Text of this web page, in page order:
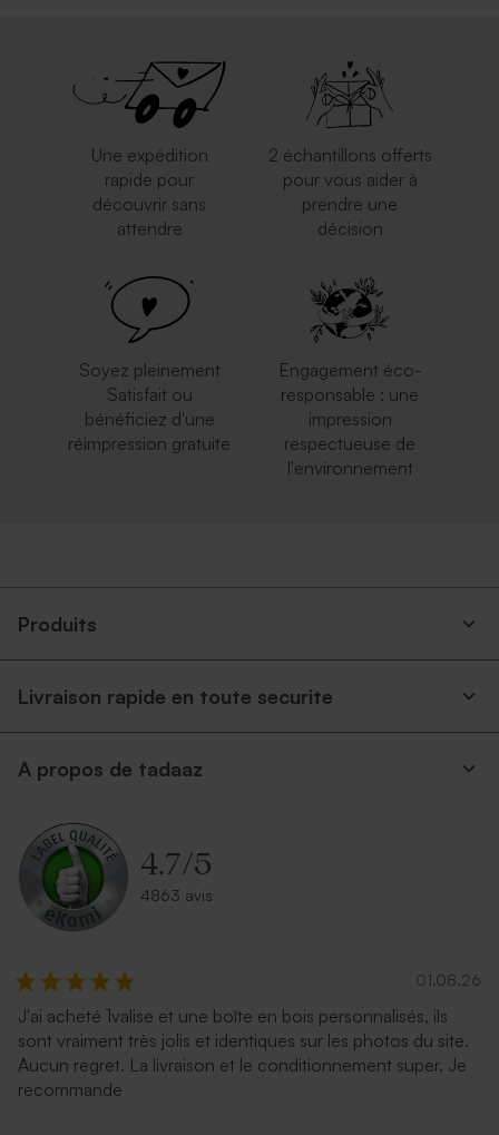
Une expédition
rapide pour
découvrir sans
attendre
2 échantillons offerts
pour vous aider à
prendre une
décision
Soyez pleinement
Satisfait ou
bénéficiez d'une
réimpression gratuite
Engagement éco-
responsable : une
impression
respectueuse de
l'environnement
Produits
Livraison rapide en toute securite
A propos de tadaaz
4.7/5
4863 avis
01.08.26
J'ai acheté 1valise et une boîte en bois personnalisés, ils
sont vraiment très jolis et identiques sur les photos du site.
Aucun regret. La livraison et le conditionnement super. Je
recommande